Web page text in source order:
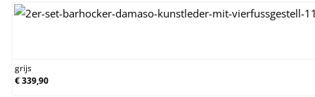
grijs
€ 339,90